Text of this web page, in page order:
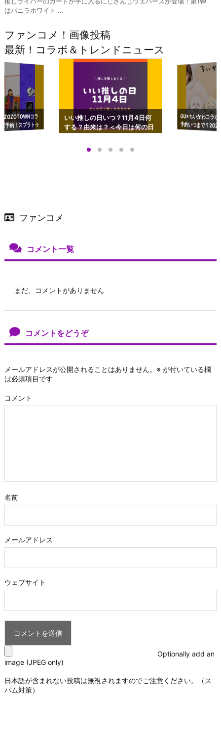
はバニラホワイト ...
ファンコメ！画像投稿
最新！コラボ＆トレンドニュース
コラ
予約！スプラトゥ
ップも渋谷Hz
いい推しの日いつ？11月4日何
する？由来は？＜今日は何の日
GU×ちいかわコラ
予約いつまで？
ーチやショルダー
ファンコメ
コメント一覧
まだ、コメントがありません
コメントをどうぞ
メールアドレスが公開されることはありません。 ※ が付いている欄
は必須項目です
コメント
名前
メールアドレス
ウェブサイト
Optionally add an
image (JPEG only)
日本語が含まれない投稿は無視されますのでご注意ください。（ス
パム対策）